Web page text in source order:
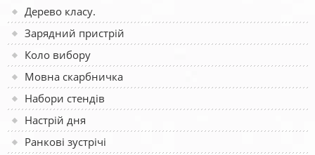
Дерево класу.
Зарядний пристрій
Коло вибору
Мовна скарбничка
Набори стендів
Настрій дня
Ранкові зустрічі